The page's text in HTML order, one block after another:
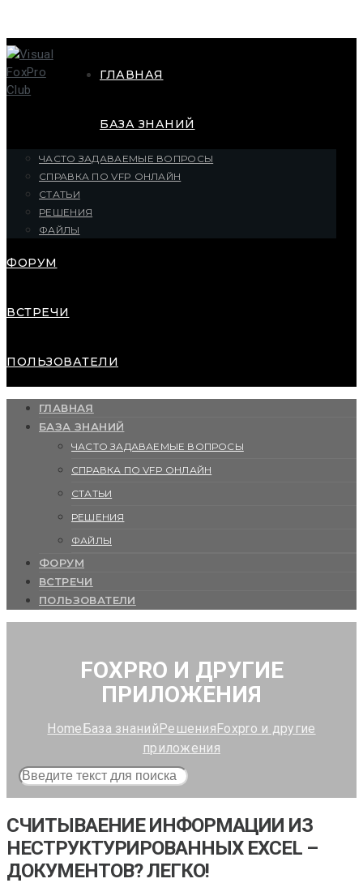
ГЛАВНАЯ
БАЗА ЗНАНИЙ
ЧАСТО ЗАДАВАЕМЫЕ ВОПРОСЫ
СПРАВКА ПО VFP ОНЛАЙН
СТАТЬИ
РЕШЕНИЯ
ФАЙЛЫ
ФОРУМ
ВСТРЕЧИ
ПОЛЬЗОВАТЕЛИ
ГЛАВНАЯ
БАЗА ЗНАНИЙ
ЧАСТО ЗАДАВАЕМЫЕ ВОПРОСЫ
СПРАВКА ПО VFP ОНЛАЙН
СТАТЬИ
РЕШЕНИЯ
ФАЙЛЫ
ФОРУМ
ВСТРЕЧИ
ПОЛЬЗОВАТЕЛИ
FOXPRO И ДРУГИЕ
ПРИЛОЖЕНИЯ
HomeБаза знанийРешенияFoxpro и другие
приложения
СЧИТЫВАЕНИЕ ИНФОРМАЦИИ ИЗ
НЕСТРУКТУРИРОВАННЫХ EXCEL –
ДОКУМЕНТОВ? ЛЕГКО!